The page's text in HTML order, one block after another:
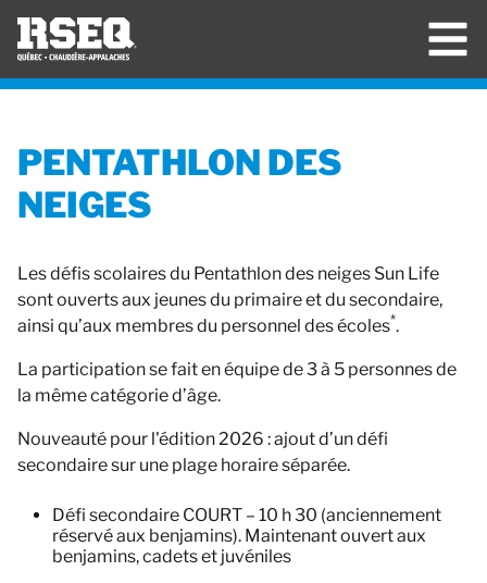
PENTATHLON DES
NEIGES
Les défis scolaires du Pentathlon des neiges Sun Life
sont ouverts aux jeunes du primaire et du secondaire,
ainsi qu’aux membres du personnel des écoles*.
La participation se fait en équipe de 3 à 5 personnes de
la même catégorie d’âge.
Nouveauté pour l'édition 2026 : ajout d’un défi
secondaire sur une plage horaire séparée.
Défi secondaire COURT – 10 h 30 (anciennement
réservé aux benjamins). Maintenant ouvert aux
benjamins, cadets et juvéniles